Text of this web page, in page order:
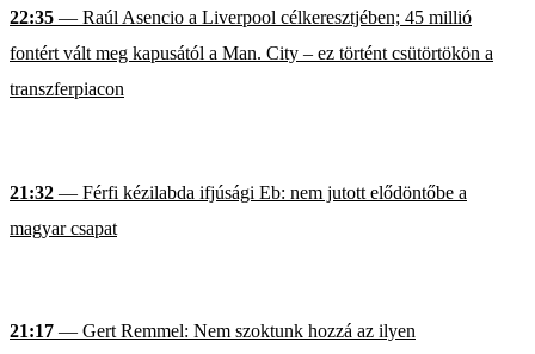
22:35 — Raúl Asencio a Liverpool célkeresztjében; 45 millió
fontért vált meg kapusától a Man. City – ez történt csütörtökön a
transzferpiacon
21:32 — Férfi kézilabda ifjúsági Eb: nem jutott elődöntőbe a
magyar csapat
21:17 — Gert Remmel: Nem szoktunk hozzá az ilyen